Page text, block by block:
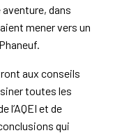
aventure, dans
mener vers un
aux conseils
toutes les
l’AQEI et de
qui